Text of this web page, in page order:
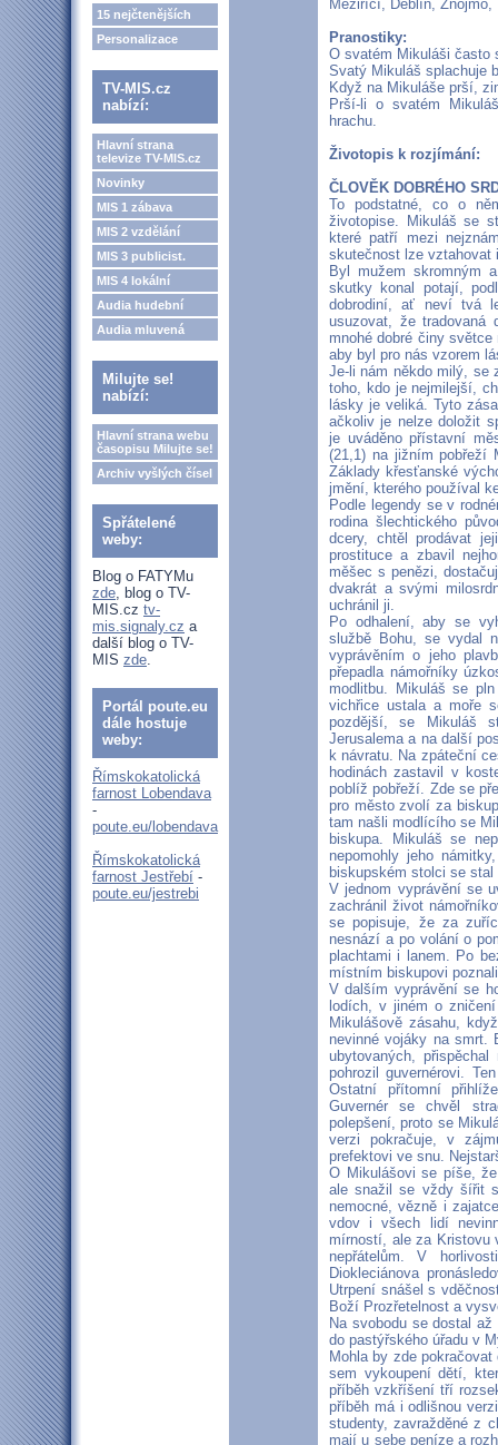
15 nejčtenějších
Personalizace
TV-MIS.cz
nabízí:
Hlavní strana
televize TV-MIS.cz
Novinky
MIS 1 zábava
MIS 2 vzdělání
MIS 3 publicist.
MIS 4 lokální
Audia hudební
Audia mluvená
Milujte se!
nabízí:
Hlavní strana webu
časopisu Milujte se!
Archiv vyšlých čísel
Spřátelené
weby:
Blog o FATYMu
zde, blog o TV-
MIS.cz tv-
mis.signaly.cz a
další blog o TV-
MIS zde.
Portál poute.eu
dále hostuje
weby:
Římskokatolická
farnost Lobendava
-
poute.eu/lobendava
Římskokatolická
farnost Jestřebí -
poute.eu/jestrebi
Meziříčí, Deblín, Znojmo,
Pranostiky:
O svatém Mikuláši často
Svatý Mikuláš splachuje
Když na Mikuláše prší,
Prší-li o svatém
hrachu.
Životopis k rozjímání:
ČLOVĚK DOBRÉHO
To podstatné, co o
životopise. Mikuláš se
které patří mezi
skutečnost lze vztahovat
Byl mužem skromným
skutky konal potají,
dobrodiní, ať neví tvá
usuzovat, že tradovaná
mnohé dobré činy
aby byl pro nás vzorem
Je-li nám někdo milý, se
toho, kdo je nejmilejší,
lásky je veliká. Tyto
ačkoliv je nelze doložit
je uváděno přístavní
(21,1) na jižním pobřeží
Základy křesťanské
jmění, kterého používal
Podle legendy se v
rodina šlechtického
dcery, chtěl prodávat
prostituce a zbavil
měšec s penězi,
dvakrát a svými
uchránil ji.
Po odhalení, aby se
službě Bohu, se vydal
vyprávěním o jeho
přepadla námořníky
modlitbu. Mikuláš se
vichřice ustala a moře
pozdější, se Mikuláš
Jerusalema a na další
k návratu. Na zpáteční
hodinách zastavil v
poblíž pobřeží. Zde se
pro město zvolí za
tam našli modlícího se
biskupa. Mikuláš se
nepomohly jeho
biskupském stolci se
V jednom vyprávění se
zachránil život
se popisuje, že za
nesnází a po volání o
plachtami i lanem. Po
místním biskupovi
V dalším vyprávění se
lodích, v jiném o
Mikulášově zásahu,
nevinné vojáky na smrt.
ubytovaných,
pohrozil guvernérovi.
Ostatní přítomní
Guvernér se chvěl
polepšení, proto se
verzi pokračuje, v
prefektovi ve snu.
O Mikulášovi se píše,
ale snažil se vždy šířit
nemocné, vězně i
vdov i všech lidí
mírností, ale za Kristovu
nepřátelům. V
Diokleciánova
Utrpení snášel s
Boží Prozřetelnost a
Na svobodu se dostal
do pastýřského úřadu v
Mohla by zde
sem vykoupení dětí,
příběh vzkříšení tří
příběh má i odlišnou
studenty, zavražděné z
mají u sebe peníze a